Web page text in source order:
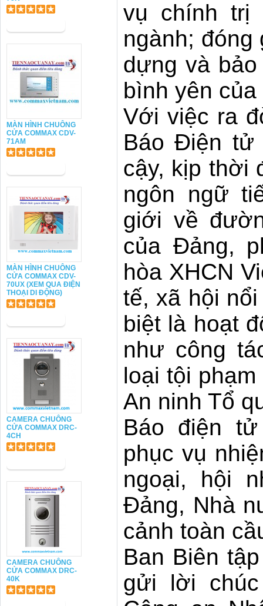
MÀN HÌNH CHUÔNG
CỬA COMMAX CDV-
71AM
MÀN HÌNH CHUÔNG
CỬA COMMAX CDV-
70UX (XEM QUA ĐIỆN
THOẠI DI ĐỘNG)
CAMERA CHUÔNG
CỬA COMMAX DRC-
4CH
CAMERA CHUÔNG
CỬA COMMAX DRC-
40K
vụ chính trị
ngành;
dựng và
bình yên
Với việc ra
Báo Điện tử
cậy, kịp thời
ngôn ngữ
giới về
của Đảng,
hòa XHCN
tế, xã hội
biệt là hoạt
như công
loại tội
An ninh Tổ
Báo điện
phục vụ
ngoại, hội
Đảng, Nhà
cảnh toàn
Ban Biên
gửi lời